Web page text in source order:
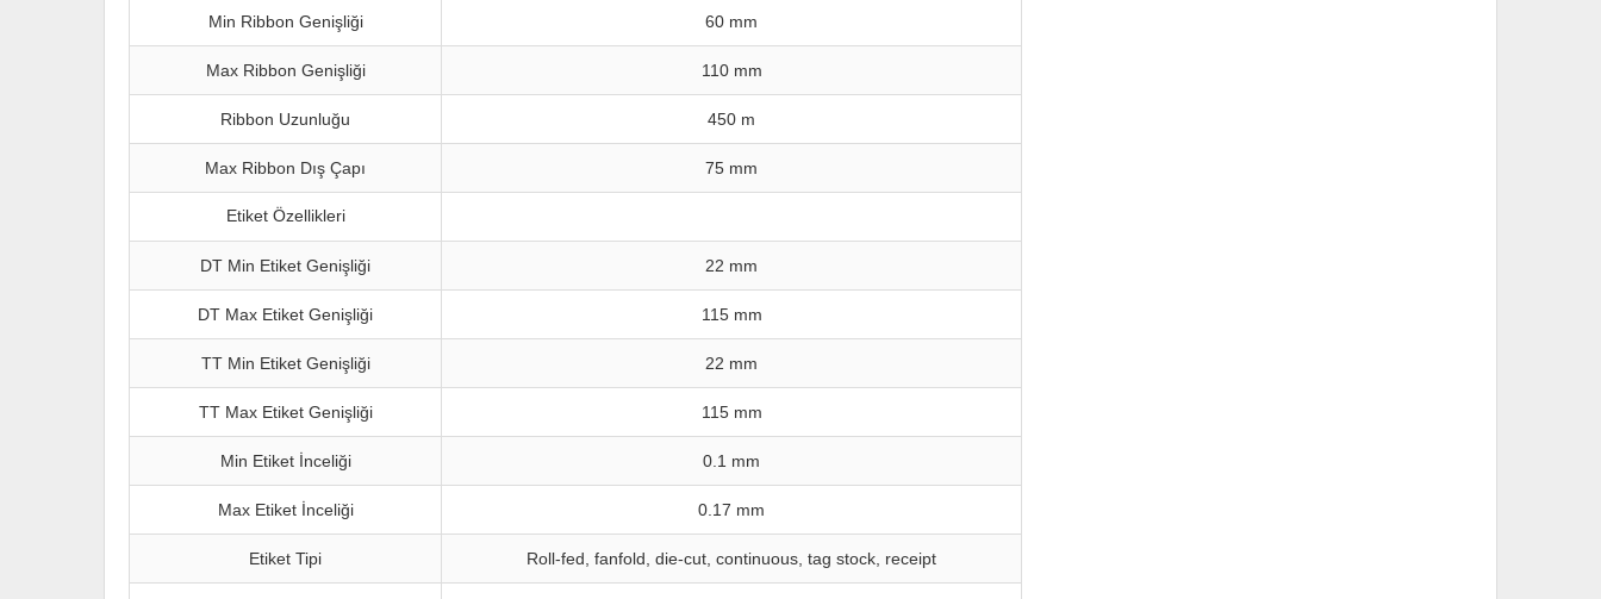
Min Ribbon Genişliği 60 mm
Max Ribbon Genişliği 110 mm
Ribbon Uzunluğu 450 m
Max Ribbon Dış Çapı 75 mm
Etiket Özellikleri
DT Min Etiket Genişliği 22 mm
DT Max Etiket Genişliği 115 mm
TT Min Etiket Genişliği 22 mm
TT Max Etiket Genişliği 115 mm
Min Etiket İnceliği 0.1 mm
Max Etiket İnceliği 0.17 mm
Etiket Tipi Roll-fed, fanfold, die-cut, continuous, tag stock, receipt